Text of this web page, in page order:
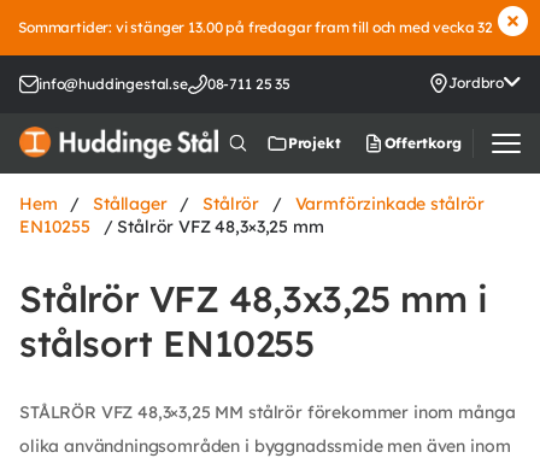
Sommartider: vi stänger 13.00 på fredagar fram till och med vecka 32
info@huddingestal.se 08-711 25 35 Jordbro
Projekt Offertkorg
Hem / Stållager / Stålrör /
Varmförzinkade stålrör
EN10255
/ Stålrör VFZ 48,3×3,25 mm
Stålrör VFZ 48,3x3,25 mm i
stålsort EN10255
STÅLRÖR VFZ 48,3×3,25 MM stålrör förekommer inom många
olika användningsområden i byggnadssmide men även inom